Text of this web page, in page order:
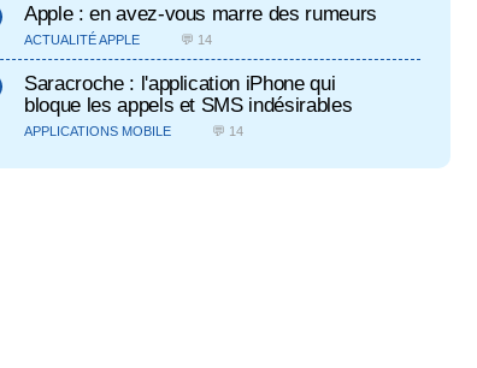
Apple : en avez-vous marre des rumeurs
ACTUALITÉ APPLE 💬 14
Saracroche : l'application iPhone qui
bloque les appels et SMS indésirables
APPLICATIONS MOBILE 💬 14